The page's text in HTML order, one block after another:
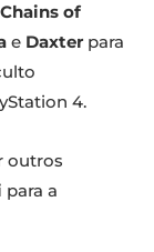
of
e Daxter para
4.
outros
para a